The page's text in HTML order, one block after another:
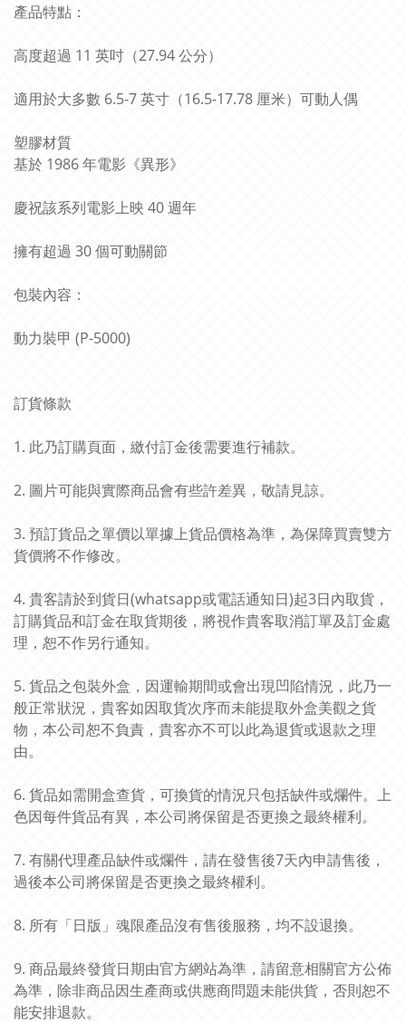
產品特點：
高度超過 11 英吋（27.94 公分）
適用於大多數 6.5-7 英寸（16.5-17.78 厘米）可動人偶
塑膠材質
基於 1986 年電影《異形》
慶祝該系列電影上映 40 週年
擁有超過 30 個可動關節
包裝內容：
動力裝甲 (P-5000)
訂貨條款
1. 此乃訂購頁面，繳付訂金後需要進行補款。
2. 圖片可能與實際商品會有些許差異，敬請見諒。
3. 預訂貨品之單價以單據上貨品價格為準，為保障買賣雙方
貨價將不作修改。
4. 貴客請於到貨日(whatsapp或電話通知日)起3日內取貨，
訂購貨品和訂金在取貨期後，將視作貴客取消訂單及訂金處
理，恕不作另行通知。
5. 貨品之包裝外盒，因運輸期間或會出現凹陷情況，此乃一
般正常狀況，貴客如因取貨次序而未能提取外盒美觀之貨
物，本公司恕不負責，貴客亦不可以此為退貨或退款之理
由。
6. 貨品如需開盒查貨，可換貨的情況只包括缺件或爛件。上
色因每件貨品有異，本公司將保留是否更換之最終權利。
7. 有關代理產品缺件或爛件，請在發售後7天內申請售後，
過後本公司將保留是否更換之最終權利。
8. 所有「日版」魂限產品沒有售後服務，均不設退換。
9. 商品最終發貨日期由官方網站為準，請留意相關官方公佈
為準，除非商品因生產商或供應商問題未能供貨，否則恕不
能安排退款。